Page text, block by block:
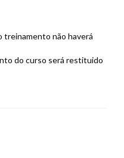
treinamento não haverá
do curso será restituido